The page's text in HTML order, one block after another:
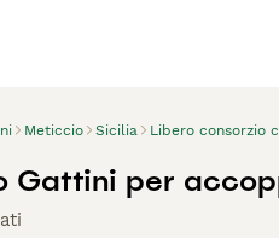
Meticcio Sicilia Libero consorzio
Gattini per